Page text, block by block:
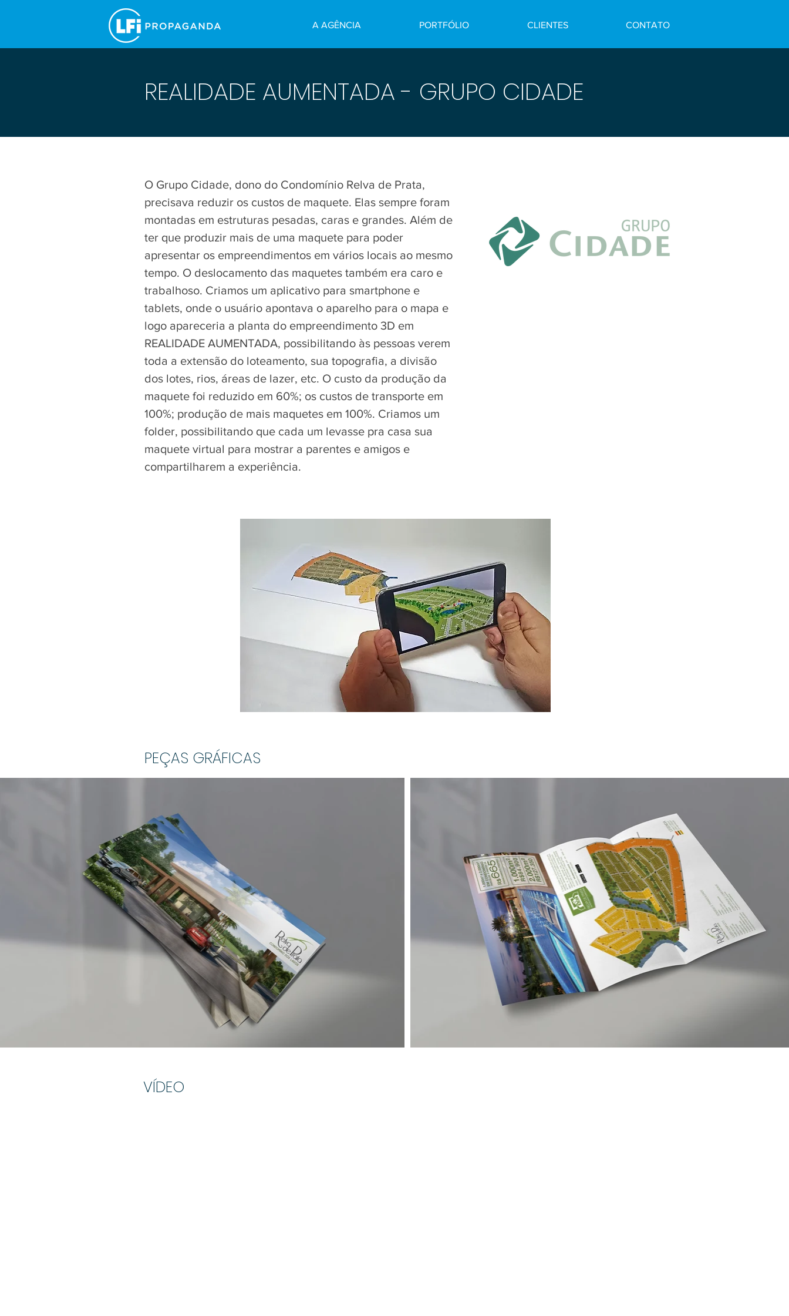
A AGÊNCIA PORTFÓLIO CLIENTES CONTATO
REALIDADE AUMENTADA - GRUPO CIDADE
O Grupo Cidade, dono do Condomínio Relva de Prata,
precisava reduzir os custos de maquete. Elas sempre foram
montadas em estruturas pesadas, caras e grandes. Além de
ter que produzir mais de uma maquete para poder
apresentar os empreendimentos em vários locais ao mesmo
tempo. O deslocamento das maquetes também era caro e
trabalhoso. Criamos um aplicativo para smartphone e
tablets, onde o usuário apontava o aparelho para o mapa e
logo apareceria a planta do empreendimento 3D em
REALIDADE AUMENTADA, possibilitando às pessoas verem
toda a extensão do loteamento, sua topografia, a divisão
dos lotes, rios, áreas de lazer, etc. O custo da produção da
maquete foi reduzido em 60%; os custos de transporte em
100%; produção de mais maquetes em 100%. Criamos um
folder, possibilitando que cada um levasse pra casa sua
maquete virtual para mostrar a parentes e amigos e
compartilharem a experiência.
PEÇAS GRÁFICAS
VÍDEO